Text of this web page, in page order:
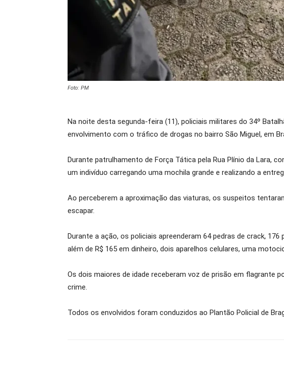
Foto: PM
Na noite desta segunda-feira (11), policiais militares do 34º
envolvimento com o tráfico de drogas no bairro São Miguel, em
Durante patrulhamento de Força Tática pela Rua Plínio da Lara,
um indivíduo carregando uma mochila grande e realizando a
Ao perceberem a aproximação das viaturas, os suspeitos
escapar.
Durante a ação, os policiais apreenderam 64 pedras de crack,
além de R$ 165 em dinheiro, dois aparelhos celulares, uma
Os dois maiores de idade receberam voz de prisão em flagrante
crime.
Todos os envolvidos foram conduzidos ao Plantão Policial de